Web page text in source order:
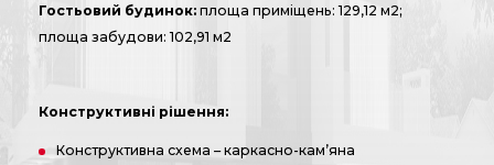
Гостьовий будинок: площа приміщень: 129,12 м2;
площа забудови: 102,91 м2
Конструктивні рішення:
Конструктивна схема – каркасно-кам’яна